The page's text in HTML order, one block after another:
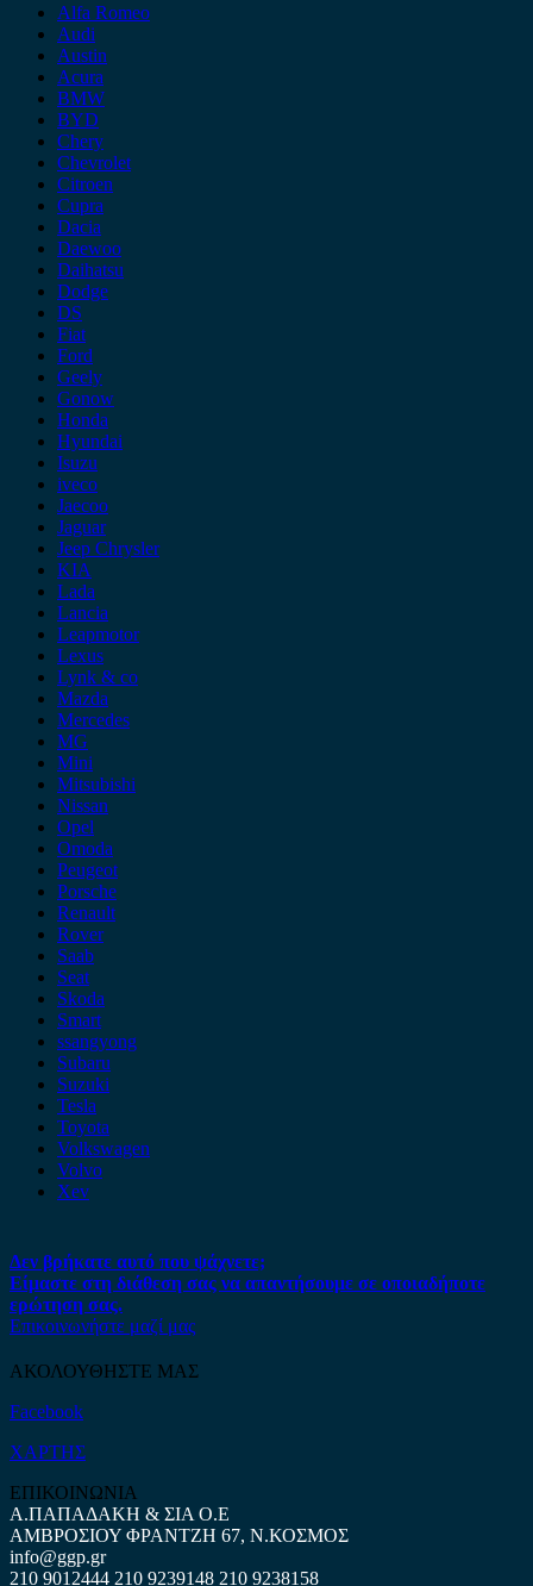
Alfa Romeo
Audi
Austin
Acura
BMW
BYD
Chery
Chevrolet
Citroen
Cupra
Dacia
Daewoo
Daihatsu
Dodge
DS
Fiat
Ford
Geely
Gonow
Honda
Hyundai
Isuzu
iveco
Jaecoo
Jaguar
Jeep Chrysler
KIA
Lada
Lancia
Leapmotor
Lexus
Lynk & co
Mazda
Mercedes
MG
Mini
Mitsubishi
Nissan
Opel
Omoda
Peugeot
Porsche
Renault
Rover
Saab
Seat
Skoda
Smart
ssangyong
Subaru
Suzuki
Tesla
Toyota
Volkswagen
Volvo
Xev
Δεν βρήκατε αυτό που ψάχνετε;
Είμαστε στη διάθεση σας να απαντήσουμε σε οποιαδήποτε
ερώτηση σας.
Επικοινωνήστε μαζί μας
ΑΚΟΛΟΥΘΗΣΤΕ ΜΑΣ
Facebook
ΧΑΡΤΗΣ
ΕΠΙΚΟΙΝΩΝΙΑ
Α.ΠΑΠΑΔΑΚΗ & ΣΙΑ Ο.Ε
ΑΜΒΡΟΣΙΟΥ ΦΡΑΝΤΖΗ 67, Ν.ΚΟΣΜΟΣ
info@ggp.gr
210 9012444 210 9239148 210 9238158